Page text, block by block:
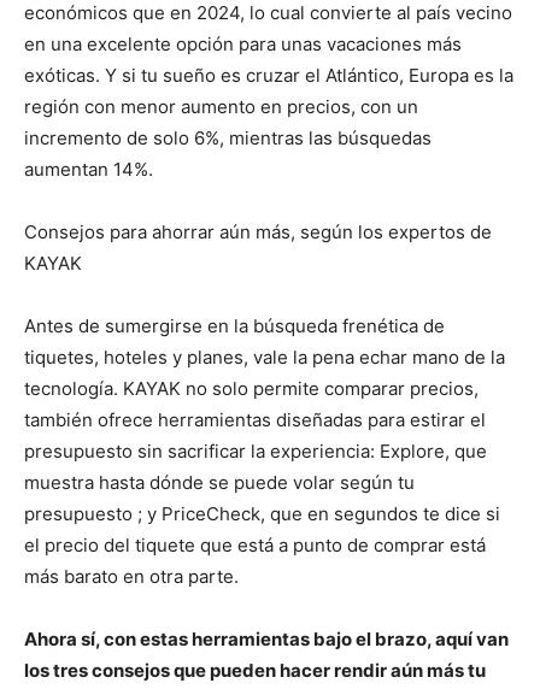
económicos que en 2024, lo cual convierte al país vecino
en una excelente opción para unas vacaciones más
exóticas. Y si tu sueño es cruzar el Atlántico, Europa es la
región con menor aumento en precios, con un
incremento de solo 6%, mientras las búsquedas
aumentan 14%.
Consejos para ahorrar aún más, según los expertos de
KAYAK
Antes de sumergirse en la búsqueda frenética de
tiquetes, hoteles y planes, vale la pena echar mano de la
tecnología. KAYAK no solo permite comparar precios,
también ofrece herramientas diseñadas para estirar el
presupuesto sin sacrificar la experiencia: Explore, que
muestra hasta dónde se puede volar según tu
presupuesto ; y PriceCheck, que en segundos te dice si
el precio del tiquete que está a punto de comprar está
más barato en otra parte.
Ahora sí, con estas herramientas bajo el brazo, aquí van
los tres consejos que pueden hacer rendir aún más tu